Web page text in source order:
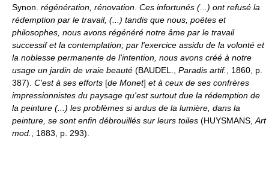
Synon. régénération, rénovation Ces infortunés (...) ont refusé la
rédemption par le travail, (...) tandis que nous, poëtes et
philosophes, nous avons régénéré notre âme par le travail
successif et la contemplation; par l'exercice assidu de la volonté et
la noblesse permanente de l'intention, nous avons créé à notre
usage un jardin de vraie beauté (BAUDEL., Paradis artif.
, 1860, p.
387). C'est à ses efforts [de Monet] et à ceux de ses confrères
impressionnistes du paysage qu'est surtout due la rédemption de
la peinture (...) les problèmes si ardus de la lumière, dans la
peinture, se sont enfin débrouillés sur leurs toiles (HUYSMANS, Art
mod.
, 1883, p. 293).